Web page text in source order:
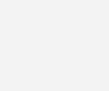
Luis